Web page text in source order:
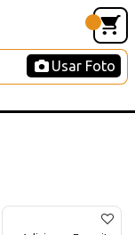
Usar Foto